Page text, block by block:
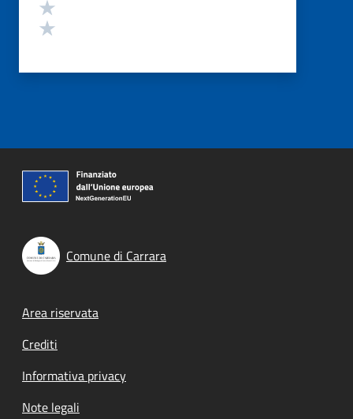
Comune di Carrara
Footer menu
Area riservata
Crediti
Informativa privacy
Note legali